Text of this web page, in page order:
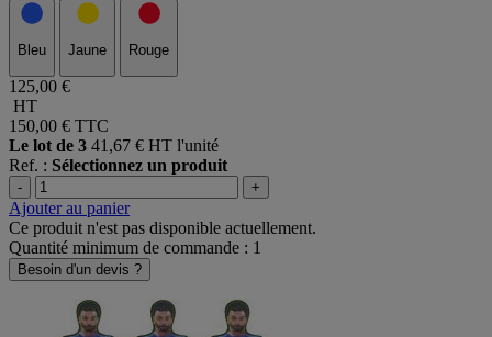
Bleu Jaune Rouge
125,00 €
HT
150,00 € TTC
Le lot de 3 41,67 € HT l'unité
Ref. : Sélectionnez un produit
- +
Ajouter au panier
Ce produit n'est pas disponible actuellement.
Quantité minimum de commande : 1
Besoin d'un devis ?